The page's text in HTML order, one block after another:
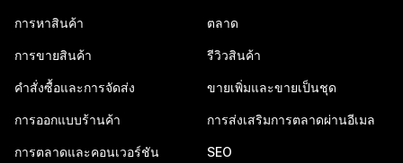
การหาสินค้า
การขายสินค้า
คำสั่งซื้อและการจัดส่ง
การออกแบบร้านค้า
การตลาดและคอนเวอร์ชัน
ตลาด
รีวิวสินค้า
ขายเพิ่มและขายเป็นชุด
การส่งเสริมการตลาดผ่านอีเมล
SEO